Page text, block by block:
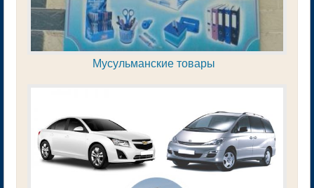
Мусульманские товары